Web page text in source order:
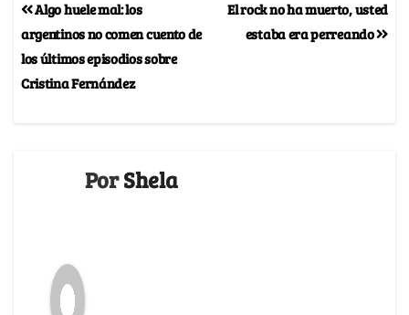
El rock no ha muerto, usted
estaba era perreando
Algo huele mal: los
argentinos no comen cuento de
los últimos episodios sobre
Cristina Fernández
PorShela